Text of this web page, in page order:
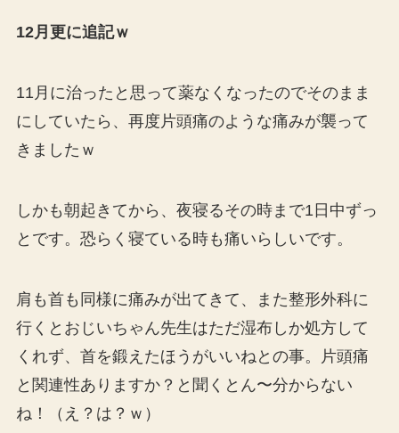
12月更に追記ｗ
11月に治ったと思って薬なくなったのでそのまま
にしていたら、再度片頭痛のような痛みが襲って
きましたｗ
しかも朝起きてから、夜寝るその時まで1日中ずっ
とです。恐らく寝ている時も痛いらしいです。
肩も首も同様に痛みが出てきて、また整形外科に
行くとおじいちゃん先生はただ湿布しか処方して
くれず、首を鍛えたほうがいいねとの事。片頭痛
と関連性ありますか？と聞くとん〜分からない
ね！（え？は？ｗ）